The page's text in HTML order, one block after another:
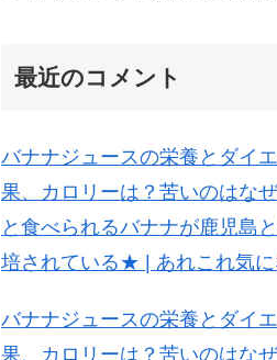
最近のコメント
バナナジュースの栄養とダイ
果、カロリーは？苦いのはなぜ
と食べられるバナナが鹿児島
培されている★ | あれこれ気に
バナナジュースの栄養とダイ
果、カロリーは？苦いのはなぜ